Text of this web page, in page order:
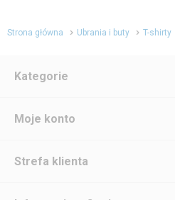
Strona główna Ubrania i buty T-shirty
Kategorie
Moje konto
Strefa klienta